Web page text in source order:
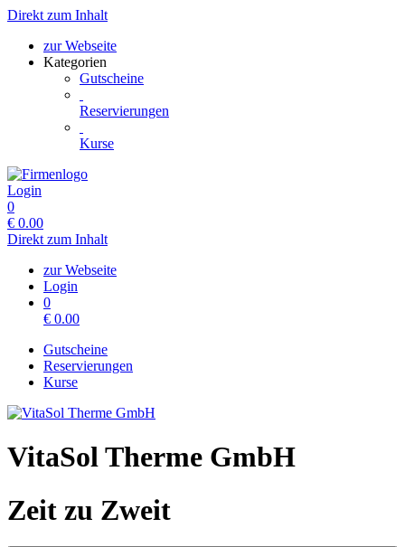
Direkt zum Inhalt
zur Webseite
Kategorien
Gutscheine
Reservierungen
Kurse
Login
0
€ 0.00
Direkt zum Inhalt
zur Webseite
Login
0
€ 0.00
Gutscheine
Reservierungen
Kurse
VitaSol Therme GmbH
Zeit zu Zweit